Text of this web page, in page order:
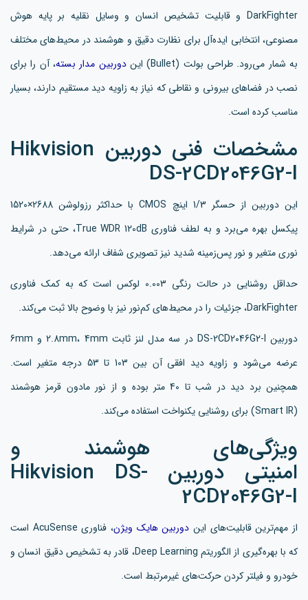
DarkFighter و قابلیت تشخیص انسان و وسایل نقلیه بر پایه هوش
مصنوعی، انتخابی ایده‌آل برای نظارت دقیق و هوشمند در محیط‌های مختلف
به شمار می‌رود. طراحی بولت (Bullet) این
دوربین مدار بسته، آن را برای
نصب در فضاهای بیرونی و نقاطی که نیاز به زاویه دید مستقیم دارند، بسیار
مناسب کرده است.
مشخصات فنی دوربین Hikvision
DS-2CD2046G2-I
این دوربین از حسگر 1/3 اینچ CMOS با حداکثر رزولوشن 2688×1520
پیکسل بهره می‌برد و به لطف فناوری True WDR 120dB، حتی در شرایط
نوری متغیر و نور پس‌زمینه شدید نیز تصویری شفاف ارائه می‌دهد.
حداقل روشنایی در حالت رنگی 0.003 لوکس است که به کمک فناوری
DarkFighter، جزئیات را در محیط‌های کم‌نور نیز با وضوح بالا ثبت می‌کند.
دوربین DS-2CD2046G2-I در سه مدل لنز ثابت 2.8mm، 4mm و 6mm
عرضه می‌شود و زاویه دید افقی آن بین 103 تا 53 درجه متغیر است.
همچنین برد دید در شب تا 40 متر بوده و از نور مادون قرمز هوشمند
(Smart IR) برای روشنایی یکنواخت استفاده می‌کند.
ویژگی‌های هوشمند و
امنیتی دوربین Hikvision DS-
2CD2046G2-I
از مهم‌ترین قابلیت‌های این دوربین هایک ویژن
، فناوری AcuSense است
که با بهره‌گیری از الگوریتم Deep Learning، قادر به تشخیص دقیق انسان و
خودرو و فیلتر کردن حرکت‌های غیرمرتبط است.